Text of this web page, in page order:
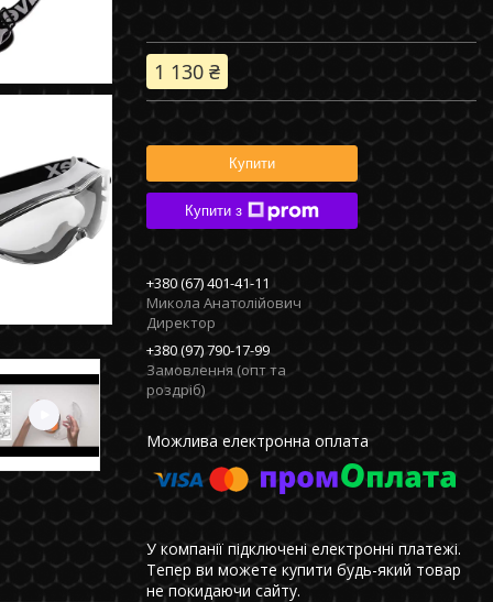
1 130 ₴
Купити
Купити з
+380 (67) 401-41-11
Микола Анатолійович
Директор
+380 (97) 790-17-99
Замовлення (опт та
роздріб)
У компанії підключені електронні платежі.
Тепер ви можете купити будь-який товар
не покидаючи сайту.